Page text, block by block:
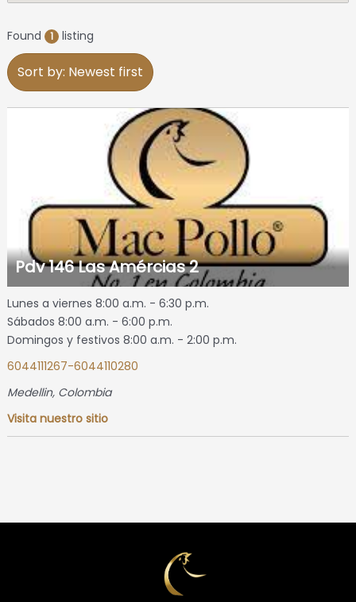
Found 1 listing
Sort by: Newest first
Pdv 146 Las Amércias 2
Lunes a viernes 8:00 a.m. - 6:30 p.m.
Sábados 8:00 a.m. - 6:00 p.m.
Domingos y festivos 8:00 a.m. - 2:00 p.m.
6044111267-6044110280
Medellin, Colombia
Visita nuestro sitio